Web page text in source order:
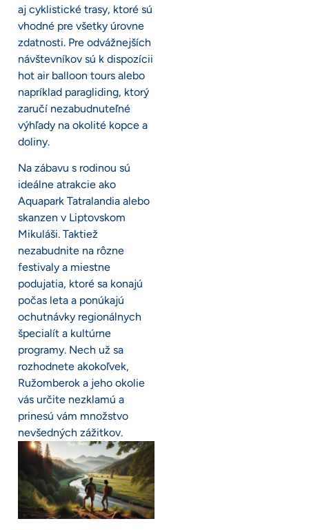
aj cyklistické trasy, ktoré sú
vhodné pre všetky úrovne
zdatnosti. Pre odvážnejších
návštevníkov sú k dispozícii
hot air balloon tours alebo
napríklad paragliding, ktorý
zaručí nezabudnuteľné
výhľady na okolité kopce a
doliny.
Na zábavu s rodinou sú
ideálne atrakcie ako
Aquapark Tatralandia alebo
skanzen v Liptovskom
Mikuláši. Taktiež
nezabudnite na rôzne
festivaly a miestne
podujatia, ktoré sa konajú
počas leta a ponúkajú
ochutnávky regionálnych
špecialít a kultúrne
programy. Nech už sa
rozhodnete akokoľvek,
Ružomberok a jeho okolie
vás určite nezklamú a
prinesú vám množstvo
nevšedných zážitkov.